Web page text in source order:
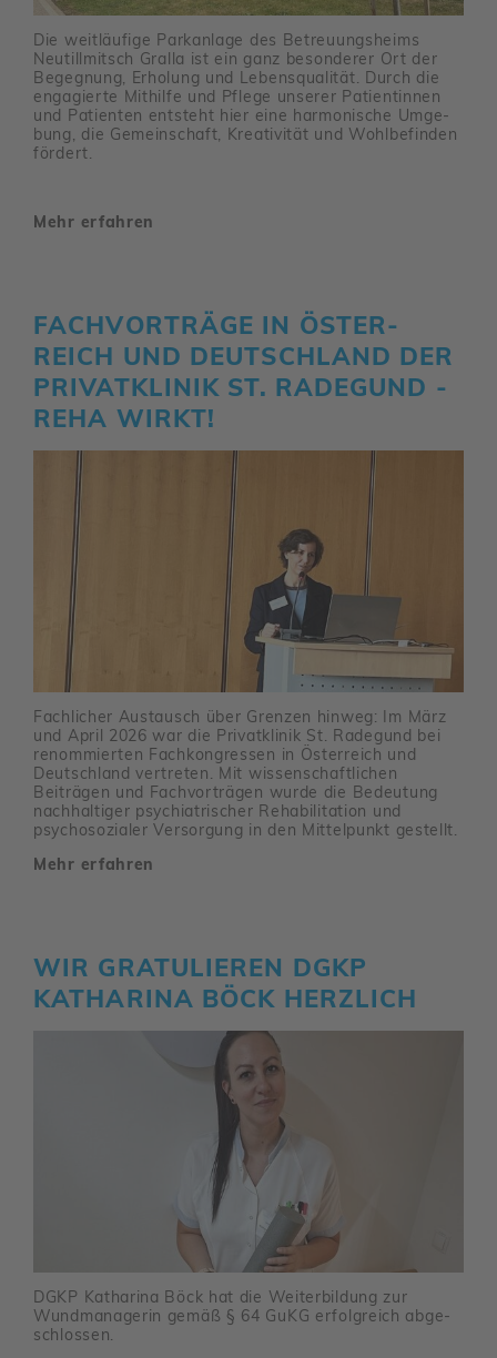
Die weit­läu­fige Park­an­lage des Betreu­ungs­heims
Neutill­mitsch Gralla ist ein ganz beson­derer Ort der
Begeg­nung, Erho­lung und Lebens­qua­lität. Durch die
enga­gierte Mithilfe und Pflege unserer Pati­en­tinnen
und Pati­enten entsteht hier eine harmo­ni­sche Umge­
bung, die Gemein­schaft, Krea­ti­vität und Wohl­be­finden
fördert.
Mehr erfahren
FACH­VOR­TRÄGE IN ÖSTER­
REICH UND DEUTSCH­LAND DER
PRIVAT­KLINIK ST. RADE­GUND -
REHA WIRKT!
Fach­li­cher Austausch über Grenzen hinweg: Im März
und April 2026 war die Privat­klinik St. Rade­gund bei
renom­mierten Fach­kon­gressen in Öster­reich und
Deutsch­land vertreten. Mit wissen­schaft­li­chen
Beiträgen und Fach­vor­trägen wurde die Bedeu­tung
nach­hal­tiger psych­ia­tri­scher Reha­bi­li­ta­tion und
psycho­so­zialer Versor­gung in den Mittel­punkt gestellt.
Mehr erfahren
WIR GRATU­LIEREN DGKP
KATHA­RINA BÖCK HERZ­LICH
DGKP Katha­rina Böck hat die Weiter­bil­dung zur
Wund­ma­na­gerin gemäß § 64 GuKG erfolg­reich abge­
schlossen.